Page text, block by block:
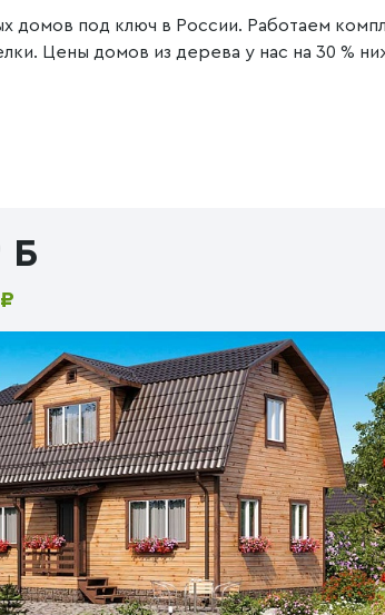
под ключ в России. Работаем
Цены домов из дерева у нас на 30 %
Б